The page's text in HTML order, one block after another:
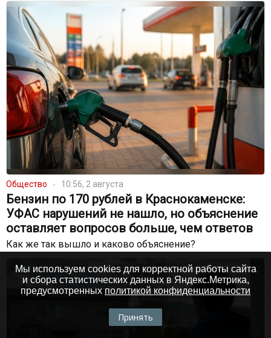
Общество 10:56, 2 августа
Бензин по 170 рублей в Краснокаменске:
УФАС нарушений не нашло, но объяснение
оставляет вопросов больше, чем ответов
Как же так вышло и каково объяснение?
Мы используем cookies для корректной работы сайта
и сбора статистических данных в Яндекс.Метрика,
предусмотренных политикой конфиденциальности
Принять